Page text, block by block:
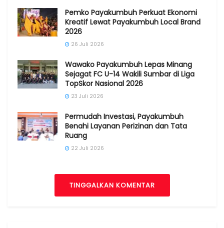
Pemko Payakumbuh Perkuat Ekonomi
Kreatif Lewat Payakumbuh Local Brand
2026
26 Juli 2026
Wawako Payakumbuh Lepas Minang
Sejagat FC U-14 Wakili Sumbar di Liga
TopSkor Nasional 2026
23 Juli 2026
Permudah Investasi, Payakumbuh
Benahi Layanan Perizinan dan Tata
Ruang
22 Juli 2026
TINGGALKAN KOMENTAR